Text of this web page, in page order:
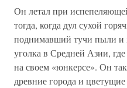
Он летал при
тогда, когда дул сухой
поднимавший тучи пыли и
уголка в Средней Азии,
на своем «юнкерсе». Он
древние города и